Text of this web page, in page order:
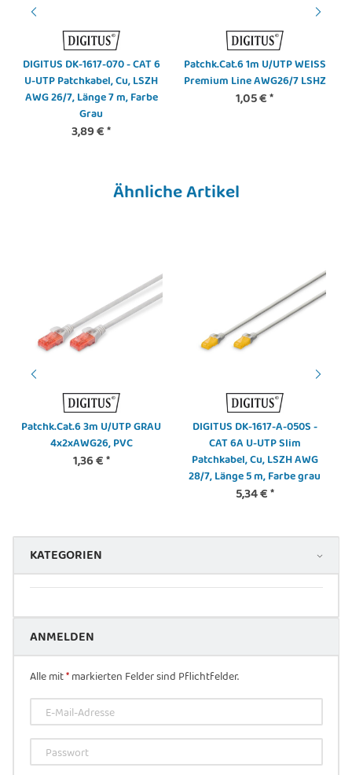
DIGITUS DK-1617-070 - CAT 6
U-UTP Patchkabel, Cu, LSZH
AWG 26/7, Länge 7 m, Farbe
Grau
3,89 €*
Patchk.Cat.6 1m U/UTP WEISS
Premium Line AWG26/7 LSHZ
1,05 €*
Ähnliche Artikel
Patchk.Cat.6 3m U/UTP GRAU
4x2xAWG26, PVC
1,36 €*
DIGITUS DK-1617-A-050S -
CAT 6A U-UTP Slim
Patchkabel, Cu, LSZH AWG
28/7, Länge 5 m, Farbe grau
5,34 €*
KATEGORIEN
ANMELDEN
Alle mit*markierten Felder sind Pflichtfelder.
E-Mail-Adresse
Passwort